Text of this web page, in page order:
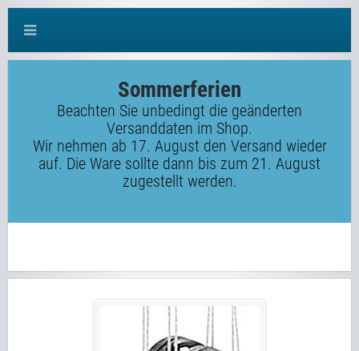
Sommerferien
Beachten Sie unbedingt die geänderten
Versanddaten im Shop.
Wir nehmen ab 17. August den Versand wieder
auf. Die Ware sollte dann bis zum 21. August
zugestellt werden.